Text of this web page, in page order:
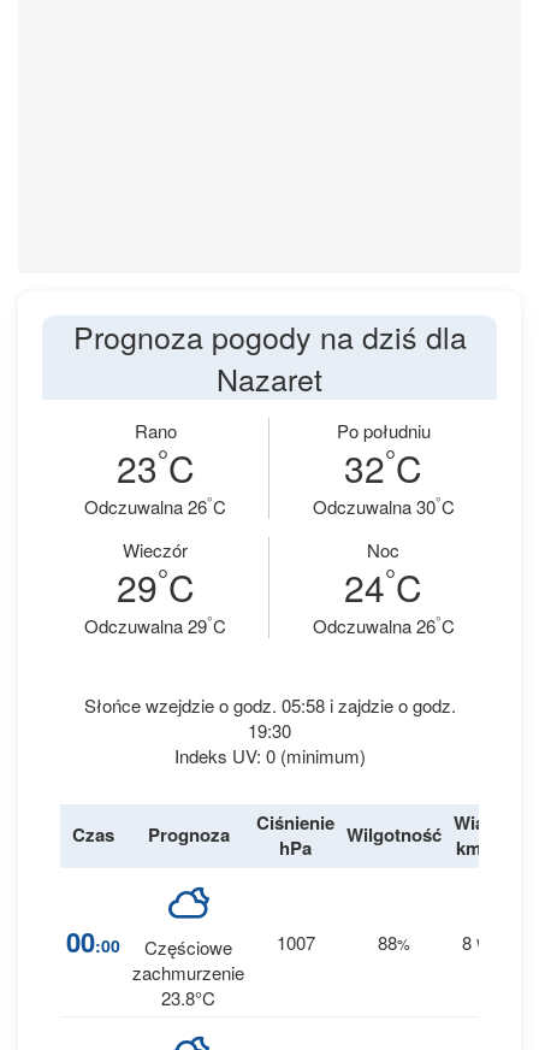
Prognoza pogody na dziś dla
Nazaret
Rano
23°C
Odczuwalna 26°C
Po południu
32°C
Odczuwalna 30°C
Wieczór
29°C
Odczuwalna 29°C
Noc
24°C
Odczuwalna 26°C
Słońce wzejdzie o godz. 05:58 i zajdzie o godz.
19:30
Indeks UV: 0 (minimum)
Czas Prognoza
Ciśnienie
hPa
Wilgotność Wiatr
km/h
00:00
Częściowe
zachmurzenie
23.8°C
1007 88% 8 W